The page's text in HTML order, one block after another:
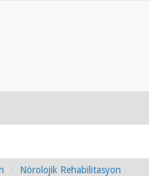
Nörolojik Rehabilitasyon